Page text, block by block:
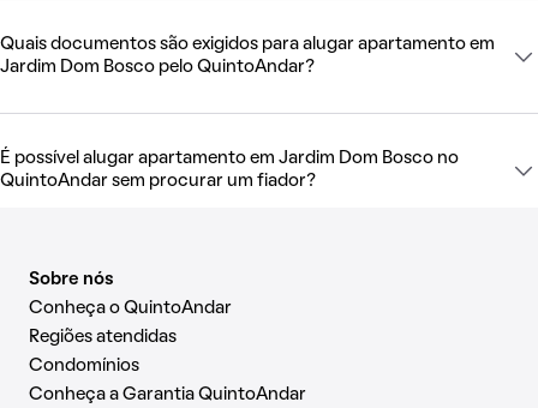
Quais documentos são exigidos para alugar apartamento em
Jardim Dom Bosco pelo QuintoAndar?
É possível alugar apartamento em Jardim Dom Bosco no
QuintoAndar sem procurar um fiador?
Sobre nós
Conheça o QuintoAndar
Regiões atendidas
Condomínios
Conheça a Garantia QuintoAndar